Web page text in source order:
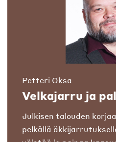
Petteri Oksa
Velkajarru ja
Julkisen talouden
pelkällä